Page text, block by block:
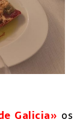
Galicia» os